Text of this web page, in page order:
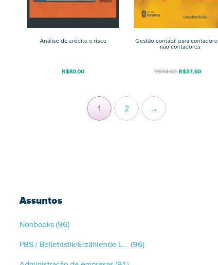
Assuntos
Nonbooks(96)
PBS / Belletristik/Erzählende Literatur (96)
Análise de crédito e risco
R$80,00
Gestão contábil para
não contadores
R$94,00 R$37,60
1 2 →